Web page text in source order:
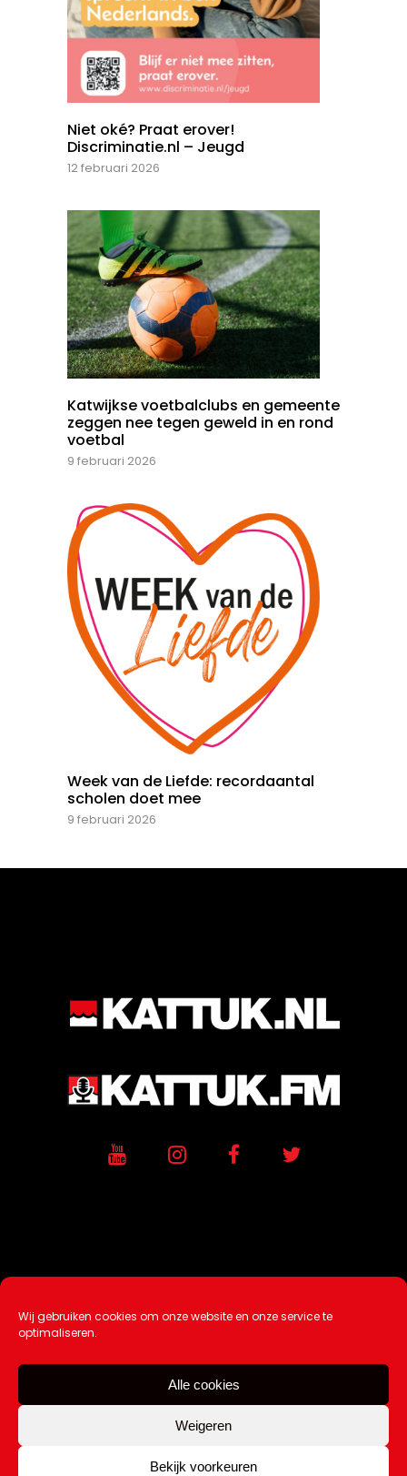
Wij gebruiken cookies om onze website en onze service te
optimaliseren.
Alle cookies
Weigeren
Bekijk voorkeuren
Niet oké? Praat erover!
Discriminatie.nl – Jeugd
12 februari 2026
Katwijkse voetbalclubs en gemeente
zeggen nee tegen geweld in en rond
voetbal
9 februari 2026
Week van de Liefde: recordaantal
scholen doet mee
9 februari 2026
Ontwikkeling / Hosting doorAtSea
Over Ons |Tip de redactie
Contact
Copyright Kattuk.nl 2003-2026